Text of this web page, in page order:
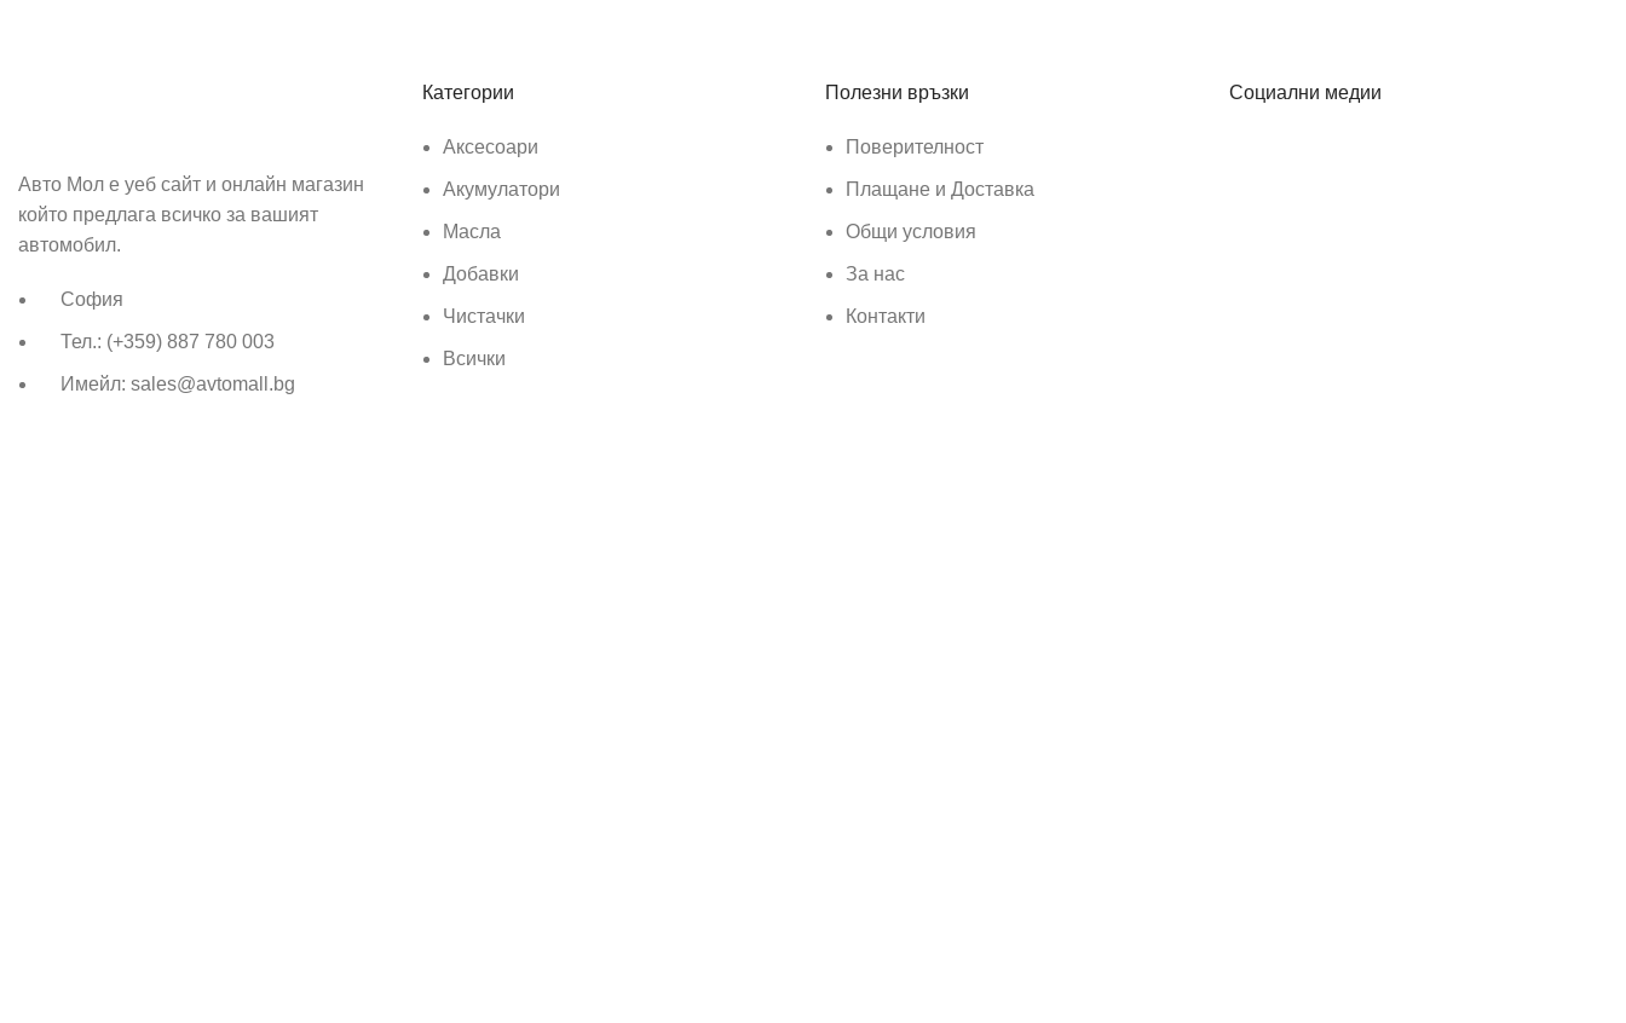
Авто Мол е уеб сайт и онлайн магазин
който предлага всичко за вашият
автомобил.
София
Тел.: (+359) 887 780 003
Имейл: sales@avtomall.bg
Категории
Аксесоари
Акумулатори
Масла
Добавки
Чистачки
Всички
Полезни връзки
Поверителност
Плащане и Доставка
Общи условия
За нас
Контакти
Социални медии